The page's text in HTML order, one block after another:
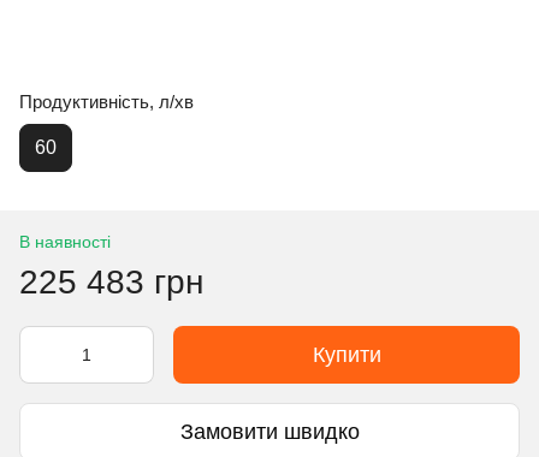
Продуктивність, л/хв
60
В наявності
225 483 грн
Купити
Замовити швидко